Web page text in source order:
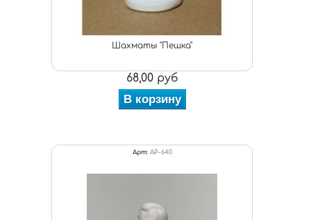
Шахматы "Пешка"
68,00 руб
В корзину
Арт: АР-640